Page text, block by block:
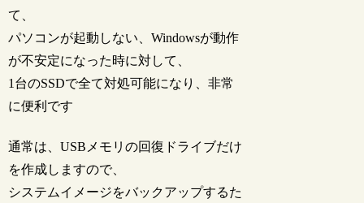
て、
パソコンが起動しない、Windowsが動作
が不安定になった時に対して、
1台のSSDで全て対処可能になり、非常
に便利です
通常は、USBメモリの回復ドライブだけ
を作成しますので、
システムイメージをバックアップするた